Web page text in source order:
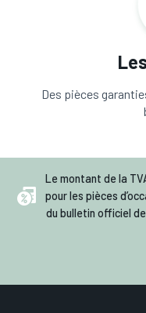
Des pièces
Le montant de la
pour les pièces
du bulletin officiel